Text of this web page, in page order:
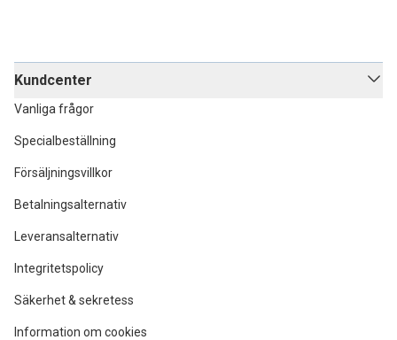
Kundcenter
Vanliga frågor
Specialbeställning
Försäljningsvillkor
Betalningsalternativ
Leveransalternativ
Integritetspolicy
Säkerhet & sekretess
Information om cookies